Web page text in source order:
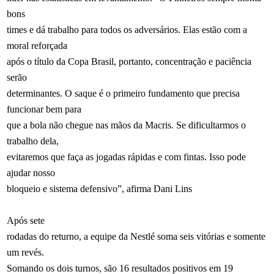
bons
times e dá trabalho para todos os adversários. Elas estão com a
moral reforçada
após o título da Copa Brasil, portanto, concentração e paciência
serão
determinantes. O saque é o primeiro fundamento que precisa
funcionar bem para
que a bola não chegue nas mãos da Macris. Se dificultarmos o
trabalho dela,
evitaremos que faça as jogadas rápidas e com fintas. Isso pode
ajudar nosso
bloqueio e sistema defensivo”, afirma Dani Lins
Após sete
rodadas do returno, a equipe da Nestlé soma seis vitórias e somente
um revés.
Somando os dois turnos, são 16 resultados positivos em 19